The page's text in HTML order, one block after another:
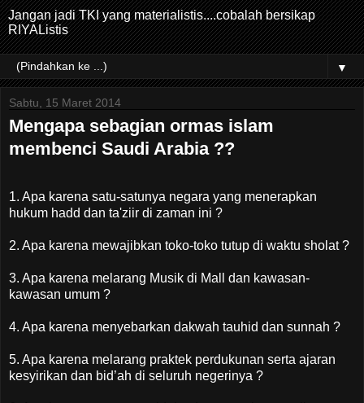
Jangan jadi TKI yang materialistis....cobalah bersikap
RIYAListis
▼
Sabtu, 15 Maret 2014
Mengapa sebagian ormas islam
membenci Saudi Arabia ??
1. Apa karena satu-satunya negara yang menerapkan
hukum hadd dan ta'ziir di zaman ini ?
2. Apa karena mewajibkan toko-toko tutup di waktu sholat ?
3. Apa karena melarang Musik di Mall dan kawasan-
kawasan umum ?
4. Apa karena menyebarkan dakwah tauhid dan sunnah ?
5. Apa karena melarang praktek perdukunan serta ajaran
kesyirikan dan bid’ah di seluruh negerinya ?